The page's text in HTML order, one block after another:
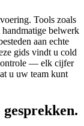
Tools zoals
handmatige belwerk
aan echte
gids vindt u cold
— elk cijfer
u uw team kunt